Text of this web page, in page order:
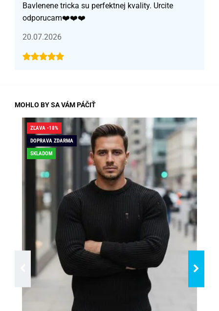
Bavlenene tricka su perfektnej kvality. Urcite
odporucam❤️❤️❤️
20.07.2026
MOHLO BY SA VÁM PÁČIŤ
ZĽAVA -18%
DOPRAVA ZDARMA
SKLADOM